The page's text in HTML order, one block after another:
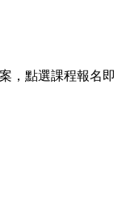
，點選課程報名即